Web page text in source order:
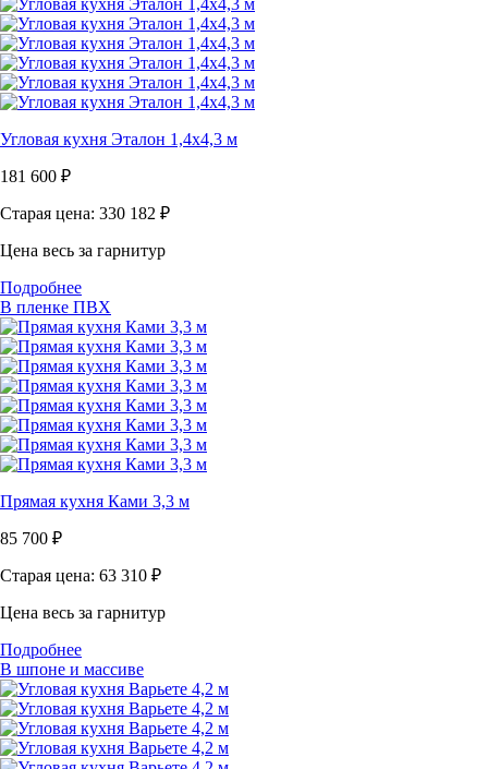
Угловая кухня Эталон 1,4х4,3 м
181 600 ₽
Старая цена: 330 182 ₽
Цена весь за гарнитур
Подробнее
В пленке ПВХ
Прямая кухня Ками 3,3 м
85 700 ₽
Старая цена: 63 310 ₽
Цена весь за гарнитур
Подробнее
В шпоне и массиве